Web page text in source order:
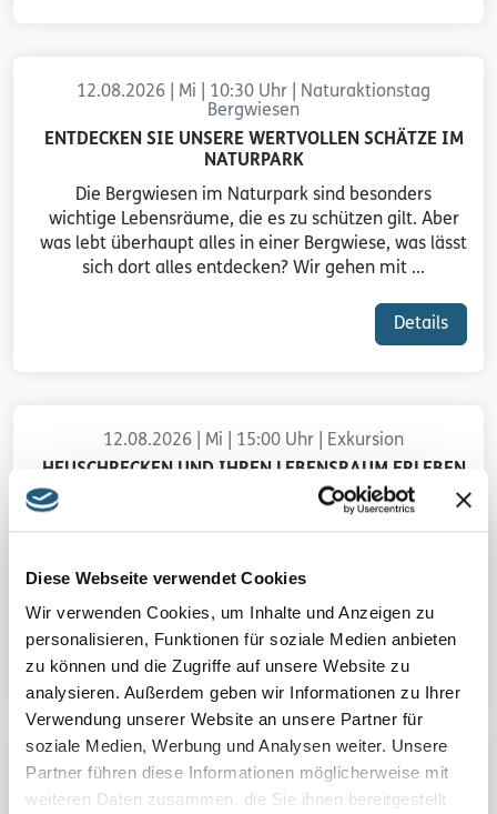
Diese Webseite verwendet Cookies
Wir verwenden Cookies, um Inhalte und Anzeigen zu
personalisieren, Funktionen für soziale Medien anbieten
zu können und die Zugriffe auf unsere Website zu
analysieren. Außerdem geben wir Informationen zu Ihrer
Verwendung unserer Website an unsere Partner für
soziale Medien, Werbung und Analysen weiter. Unsere
Partner führen diese Informationen möglicherweise mit
weiteren Daten zusammen, die Sie ihnen bereitgestellt
12.08.2026 | Mi | 10:30 Uhr | Naturaktionstag
Bergwiesen
ENTDECKEN SIE UNSERE WERTVOLLEN SCHÄTZE IM
NATURPARK
Die Bergwiesen im Naturpark sind besonders
wichtige Lebensräume, die es zu schützen gilt. Aber
was lebt überhaupt alles in einer Bergwiese, was lässt
sich dort alles entdecken? Wir gehen mit ...
Details
12.08.2026 | Mi | 15:00 Uhr | Exkursion
HEUSCHRECKEN UND IHREN LEBENSRAUM ERLEBEN
Mit dem erfahrenen Referenten Heiko Korsch
entdecken wir die Heuschrecken in ihrem
Erfahren Sie zusätzlich viel Interessantes über das
13.08.2026 | Do | 19:00 Uhr | Fledermausnacht
WAS FLATTERT DENN DA?